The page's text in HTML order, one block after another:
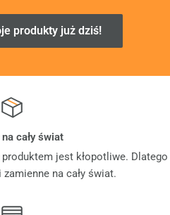
produkty już dziś!
na cały świat
jest kłopotliwe. Dlatego
na cały świat.